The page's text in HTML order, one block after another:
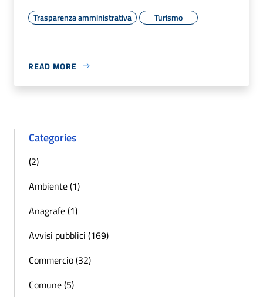
Trasparenza amministrativa Turismo
READ MORE
Categories
(2)
Ambiente (1)
Anagrafe (1)
Avvisi pubblici (169)
Commercio (32)
Comune (5)